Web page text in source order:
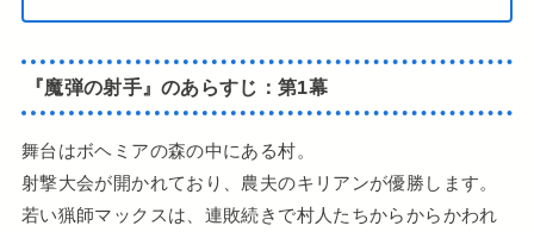
『魔弾の射手』のあらすじ：第1幕
舞台はボヘミアの森の中にある村。
射撃大会が開かれており、農夫のキリアンが優勝します。
若い猟師マックスは、連敗続きで村人たちからからかわれ